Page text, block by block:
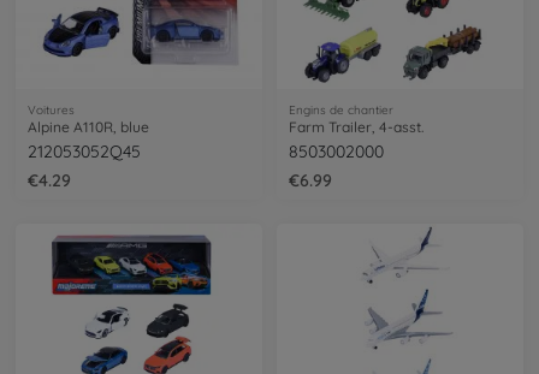
Voitures
Alpine A110R, blue
212053052Q45
€4.29
Engins de chantier
Farm Trailer, 4-asst.
8503002000
€6.99